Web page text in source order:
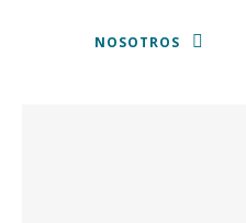
NOSOTROS